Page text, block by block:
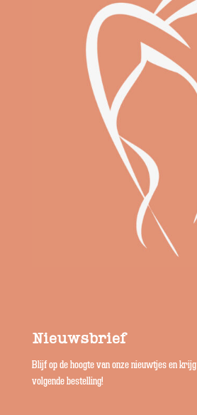
Nieuwsbrief
Blijf op de hoogte van onze nieuwtjes en
volgende bestelling!